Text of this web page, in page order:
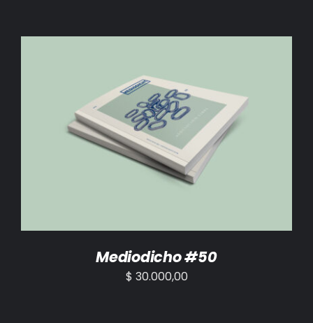
AÑADIR AL CARRITO DETALLES
Mediodicho #50
$ 30.000,00